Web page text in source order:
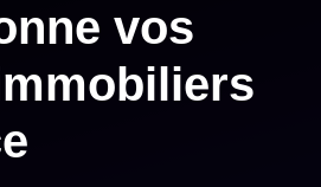
vos